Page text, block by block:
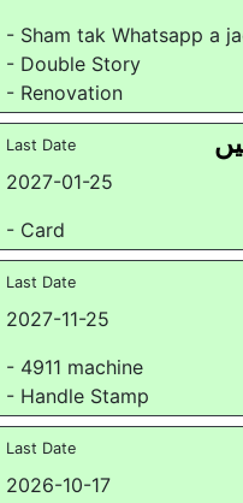
- Sham tak Whatsapp a
- Double Story
- Renovation
Last Date
2027-01-25
- Card
Last Date
2027-11-25
- 4911 machine
- Handle Stamp
Last Date
2026-10-17